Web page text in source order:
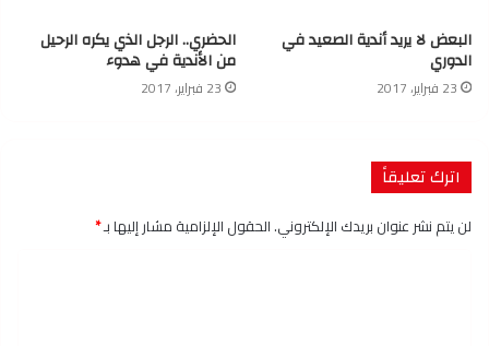
البعض لا يريد أندية الصعيد في
الدوري
23 فبراير، 2017
الحضري.. الرجل الذي يكره الرحيل
من الأندية في هدوء
23 فبراير، 2017
اترك تعليقاً
لن يتم نشر عنوان بريدك الإلكتروني.الحقول الإلزامية مشار إليها بـ*